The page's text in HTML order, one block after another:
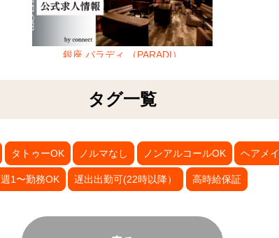
銀座 パラディ （PARADI）
タグ一覧
タトゥーOK ノルマなし ノンアルコールOK ヘアメ
週1〜勤務OK 遅出出勤可(22時以降） 高時給保証